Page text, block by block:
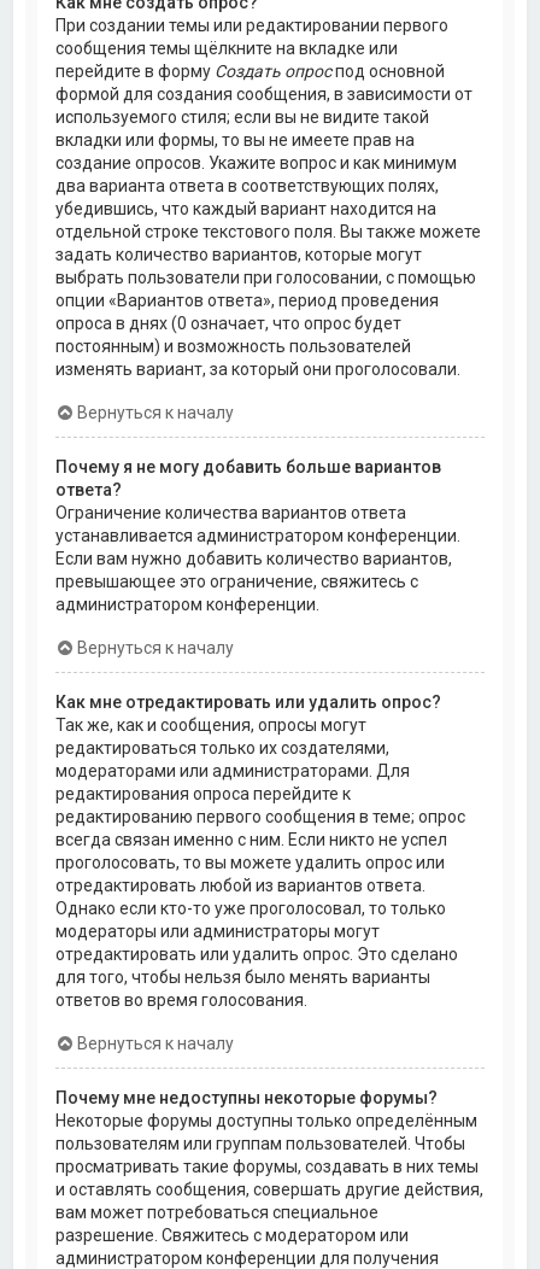
При создании темы или редактировании первого
сообщения темы щёлкните на вкладке или
перейдите в форму Создать опроспод основной
формой для создания сообщения, в зависимости от
используемого стиля; если вы не видите такой
вкладки или формы, то вы не имеете прав на
создание опросов. Укажите вопрос и как минимум
два варианта ответа в соответствующих полях,
убедившись, что каждый вариант находится на
отдельной строке текстового поля. Вы также можете
задать количество вариантов, которые могут
выбрать пользователи при голосовании, с помощью
опции «Вариантов ответа», период проведения
опроса в днях (0 означает, что опрос будет
постоянным) и возможность пользователей
изменять вариант, за который они проголосовали.
Вернуться к началу
Почему я не могу добавить больше вариантов
ответа?
Ограничение количества вариантов ответа
устанавливается администратором конференции.
Если вам нужно добавить количество вариантов,
превышающее это ограничение, свяжитесь с
администратором конференции.
Вернуться к началу
Как мне отредактировать или удалить опрос?
Так же, как и сообщения, опросы могут
редактироваться только их создателями,
модераторами или администраторами. Для
редактирования опроса перейдите к
редактированию первого сообщения в теме; опрос
всегда связан именно с ним. Если никто не успел
проголосовать, то вы можете удалить опрос или
отредактировать любой из вариантов ответа.
Однако если кто-то уже проголосовал, то только
модераторы или администраторы могут
отредактировать или удалить опрос. Это сделано
для того, чтобы нельзя было менять варианты
ответов во время голосования.
Вернуться к началу
Почему мне недоступны некоторые форумы?
Некоторые форумы доступны только определённым
пользователям или группам пользователей. Чтобы
просматривать такие форумы, создавать в них темы
и оставлять сообщения, совершать другие действия,
вам может потребоваться специальное
разрешение. Свяжитесь с модератором или
администратором конференции для получения